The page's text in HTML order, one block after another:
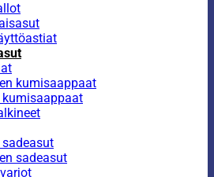
kumisaappaat
kumisaappaat
sadeasut